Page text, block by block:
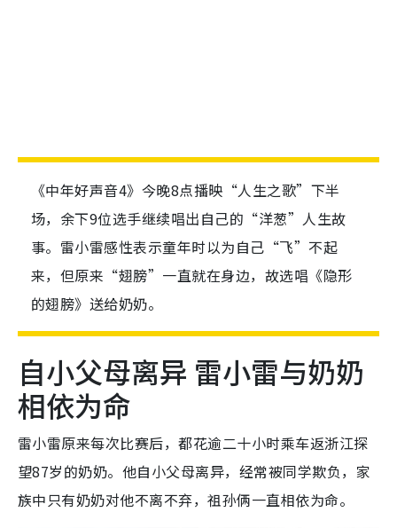
《中年好声音4》今晚8点播映“人生之歌”下半
场，余下9位选手继续唱出自己的“洋葱”人生故
事。雷小雷感性表示童年时以为自己“飞”不起
来，但原来“翅膀”一直就在身边，故选唱《隐形
的翅膀》送给奶奶。
自小父母离异 雷小雷与奶奶
相依为命
雷小雷原来每次比赛后，都花逾二十小时乘车返浙江探
望87岁的奶奶。他自小父母离异，经常被同学欺负，家
族中只有奶奶对他不离不弃，祖孙俩一直相依为命。